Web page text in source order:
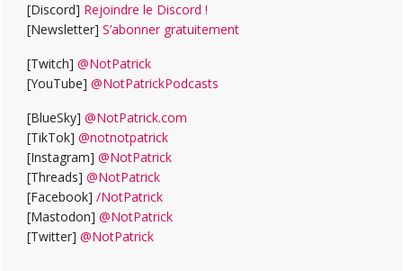
[Discord] Rejoindre le Discord !
[Newsletter] S’abonner gratuitement
[Twitch] @NotPatrick
[YouTube] @NotPatrickPodcasts
[BlueSky] @NotPatrick.com
[TikTok] @notnotpatrick
[Instagram] @NotPatrick
[Threads] @NotPatrick
[Facebook] /NotPatrick
[Mastodon] @NotPatrick
[Twitter] @NotPatrick